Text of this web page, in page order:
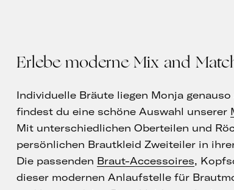
Erlebe moderne Mix and
Individuelle Bräute liegen Monja
findest du eine schöne Auswahl unserer
Mit unterschiedlichen Oberteilen und
persönlichen Brautkleid Zweiteiler in
Die passenden Braut-Accessoires,
dieser modernen Anlaufstelle für